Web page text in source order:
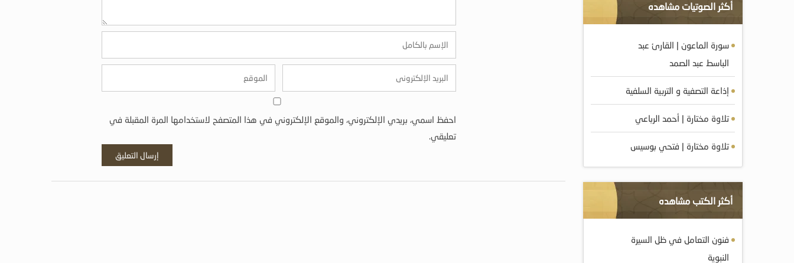
احفظ اسمي، بريدي الإلكتروني، والموقع الإلكتروني في هذا المتصفح لاستخدامها المرة المقبلة في
تعليقي.
أكثر الصوتيات مشاهده
سورة الماعون | القارئ عبد
الباسط عبد الصمد
إذاعة التصفية و التربية السلفية
تلاوة مختارة | أحمد الرباعي
تلاوة مختارة | فتحي بوسيس
أكثر الكتب مشاهده
فنون التعامل في ظل السيرة
النبوية